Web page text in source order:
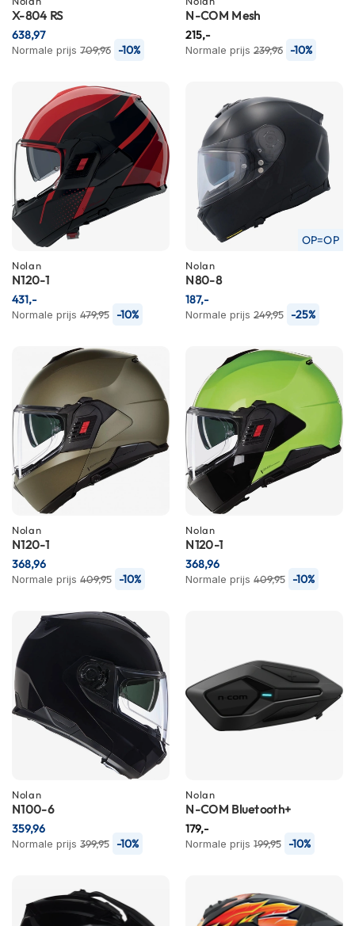
n
H
e
m
e
t
n
e
i
z
i
e
l
o
t
e
h
e
l
m
e
n
P
i
o
c
h
e
l
m
a
c
e
h
e
n
X-804 RS
Normale prijs 709,96 -10%
638,97
N-COM Mesh
215,-
Normale prijs 239,96 -10%
Nolan
N120-1
Normale prijs 479,95 -10%
431,-
OP=OP
Nolan
N80-8
Normale prijs 249,95 -25%
187,-
Nolan
N120-1
Normale prijs 409,95 -10%
368,96
Nolan
N120-1
Normale prijs 409,95 -10%
368,96
Nolan
N100-6
Normale prijs 399,95 -10%
359,96
Nolan
N-COM Bluetooth+
179,-
Normale prijs 199,95 -10%